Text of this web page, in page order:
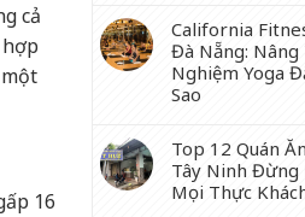
cả
16
California
Đà Nẵng:
Nghiệm Yoga
Sao
Top 12 Quán
Tây Ninh Đừng
Mọi Thực